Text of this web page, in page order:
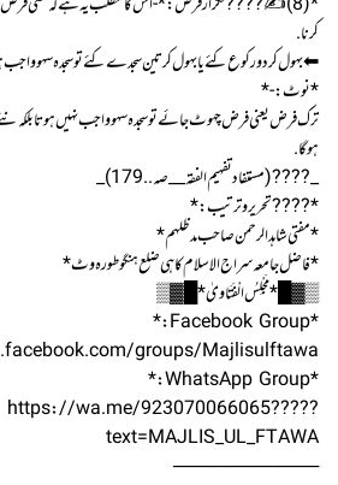
کرنا.
⬅ بهول کر دو رکوع کئے یا بهول کر تین سجدے کئے تو سجدہ سہو واجب
*نوٹ :-*
ترک فرض یعنی فرض چهوٹ جائے تو سجدہ سہو واجب نہیں هوتا بلکہ
هوگا .
_????(مستفاد تفہیم الفقہ_ _صہ..179 )_
*????تحریر و ترتیب:*
*مفتی شاهدالرحمن صاحب مدظلہم*
*فاضل جامعہ سراج الاسلام کاهی ضلع هنگو طورہ وٹ*
▒▓█ *مَجْلِسُ الْفَتَاویٰ* █▓▒
*Facebook Group:*
groups/Majlisulftawa/
*WhatsApp Group:*
????https://wa.me/923070066065?
text=MAJLIS_UL_FTAWA
───────────